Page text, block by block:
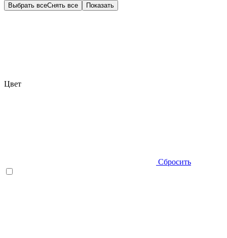
Выбрать всеСнять все Показать
Цвет
Сбросить